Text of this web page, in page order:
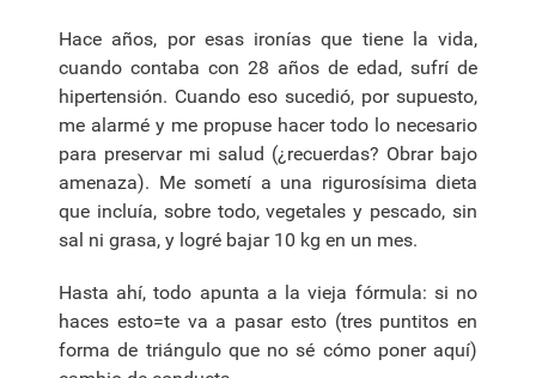
Hace años, por esas ironías que tiene la vida,
cuando contaba con 28 años de edad, sufrí de
hipertensión. Cuando eso sucedió, por supuesto,
me alarmé y me propuse hacer todo lo necesario
para preservar mi salud (¿recuerdas? Obrar bajo
amenaza). Me sometí a una rigurosísima dieta
que incluía, sobre todo, vegetales y pescado, sin
sal ni grasa, y logré bajar 10 kg en un mes.
Hasta ahí, todo apunta a la vieja fórmula: si no
haces esto=te va a pasar esto (tres puntitos en
forma de triángulo que no sé cómo poner aquí)